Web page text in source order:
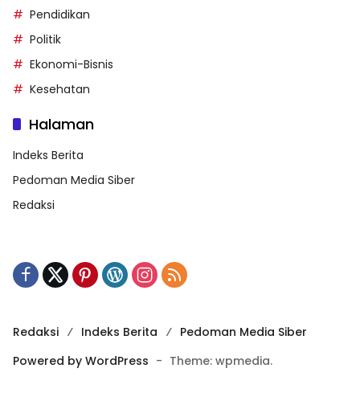
Pendidikan
Politik
Ekonomi-Bisnis
Kesehatan
Halaman
Indeks Berita
Pedoman Media Siber
Redaksi
Redaksi Indeks Berita
Pedoman Media Siber
Powered by WordPress - Theme: wpmedia.